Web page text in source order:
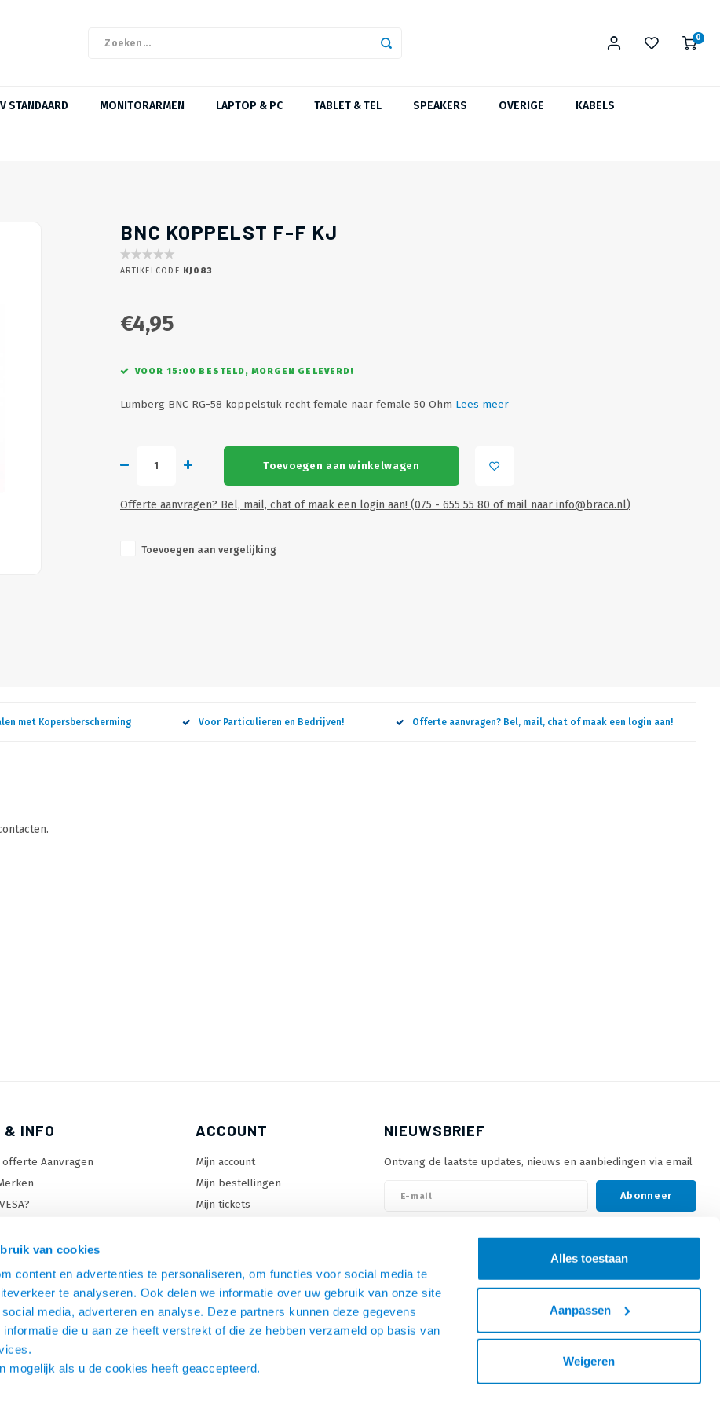
van cookies
content en advertenties te personaliseren, om functies voor social media te
te analyseren. Ook delen we informatie over uw gebruik van onze site
media, adverteren en analyse. Deze partners kunnen deze gegevens
die u aan ze heeft verstrekt of die ze hebben verzameld op basis van
mogelijk als u de cookies heeft geaccepteerd.
Alles toestaan
Aanpassen
Weigeren
0
STANDAARD MONITORARMEN LAPTOP & PC TABLET & TEL SPEAKERS OVERIGE KABELS
BNC KOPPELST F-F KJ
ARTIKELCODE KJ083
€4,95
VOOR 15:00 BESTELD, MORGEN GELEVERD!
Lumberg BNC RG-58 koppelstuk recht female naar female 50 Ohm Lees meer
Toevoegen aan winkelwagen
Offerte aanvragen? Bel, mail, chat of maak een login aan! (075 - 655 55 80 of mail naar info@braca.nl)
Toevoegen aan vergelijking
met Kopersberscherming Voor Particulieren en Bedrijven! Offerte aanvragen? Bel, mail, chat of maak een login aan!
& INFO
offerte Aanvragen
keuzehulp
keuzehulp
ACCOUNT
Mijn account
Mijn bestellingen
Mijn tickets
NIEUWSBRIEF
Ontvang de laatste updates, nieuws en aanbiedingen via email
Abonneer